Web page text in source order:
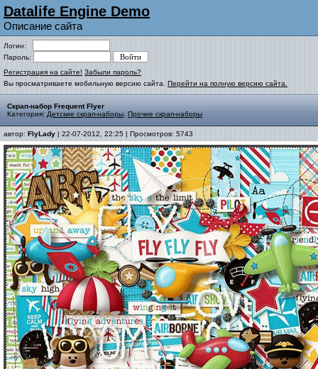
Datalife Engine Demo
Описание сайта
Логин:
Пароль:
Регистрация на сайте! Забыли пароль?
Вы просматриваете мобильную версию сайта. Перейти на полную версию сайта.
Скрап-набор Frequent Flyer
Категория: Детские скрап-наборы Прочие скрап-наборы
автор: FlyLady | 22-07-2012, 22:25 | Просмотров: 5743